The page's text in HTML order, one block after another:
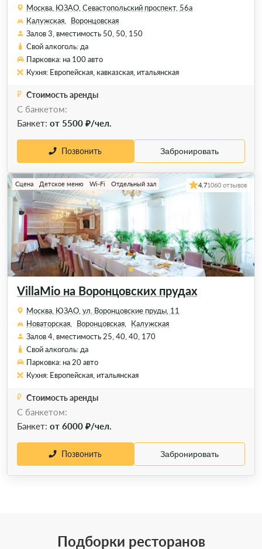
Москва, ЮЗАО, Севастопольский проспект, 56а
Калужская,
Воронцовская
Залов 3, вместимость 50, 50, 150
Свой алкоголь: да
Парковка: на 100 авто
Кухня: Европейская, кавказская, итальянская
Стоимость аренды
С банкетом:
Банкет: от 5500 ₽/чел.
Позвонить Забронировать
VillaMio на Воронцовских прудах
Сцена Детское меню Wi-Fi Отдельный зал 4.71060 отзывов
Москва, ЮЗАО, ул. Воронцовские пруды, 11
Новаторская,
Воронцовская,
Калужская
Залов 4, вместимость 25, 40, 40, 170
Свой алкоголь: да
Парковка: на 20 авто
Кухня: Европейская, итальянская
Стоимость аренды
С банкетом:
Банкет: от 6000 ₽/чел.
Позвонить Забронировать
Подборки ресторанов